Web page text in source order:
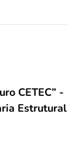
CETEC” -
Estrutural